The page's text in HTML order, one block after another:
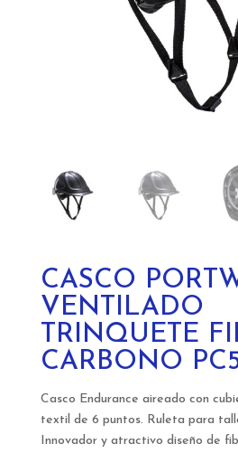
CASCO
VENTILADO
TRINQUETE
CARBONO
Casco Endurance aireado con
textil de 6 puntos. Ruleta para
Innovador y atractivo diseño de